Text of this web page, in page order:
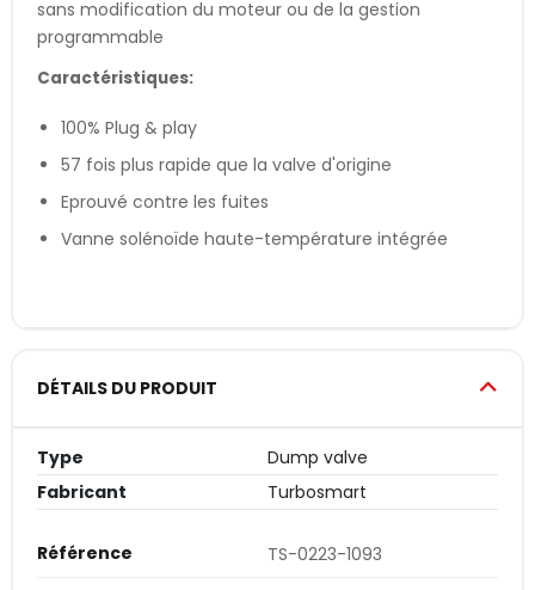
sans modification du moteur ou de la gestion
programmable
Caractéristiques:
100% Plug & play
57 fois plus rapide que la valve d'origine
Eprouvé contre les fuites
Vanne solénoïde haute-température intégrée
DÉTAILS DU PRODUIT
Type
Dump valve
Fabricant
Turbosmart
Référence TS-0223-1093